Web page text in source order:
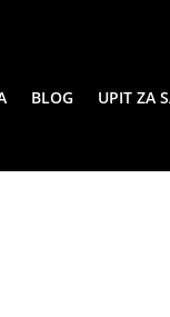
BLOG UPIT ZA